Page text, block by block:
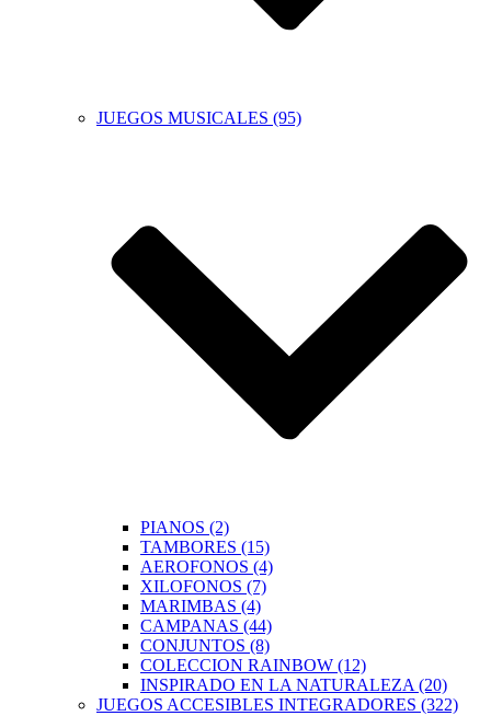
JUEGOS MUSICALES (95)
PIANOS (2)
TAMBORES (15)
AEROFONOS (4)
XILOFONOS (7)
MARIMBAS (4)
CAMPANAS (44)
CONJUNTOS (8)
COLECCION RAINBOW (12)
INSPIRADO EN LA NATURALEZA (20)
JUEGOS ACCESIBLES INTEGRADORES (322)